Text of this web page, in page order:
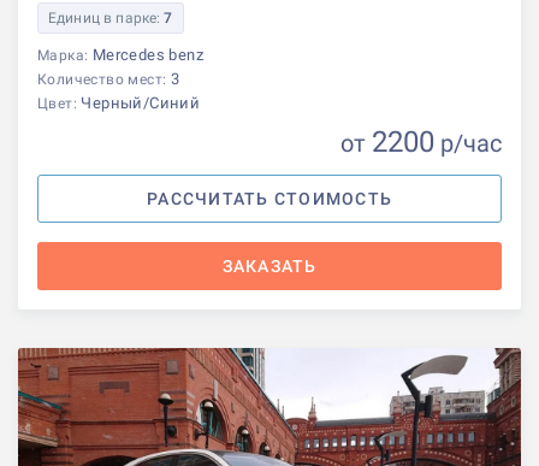
Единиц в парке:7
Марка: Mercedes benz
Количество мест: 3
Цвет: Черный/Синий
от 2200 р/час
РАССЧИТАТЬ СТОИМОСТЬ
ЗАКАЗАТЬ